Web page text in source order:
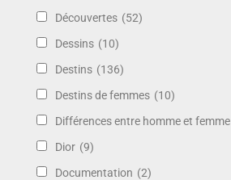
Découvertes (52)
Dessins (10)
Destins (136)
Destins de femmes (10)
Différences entre homme et femme
Dior (9)
Documentation (2)